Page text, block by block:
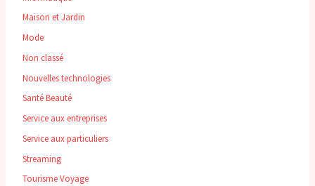
Maison et Jardin
Mode
Non classé
Nouvelles technologies
Santé Beauté
Service aux entreprises
Service aux particuliers
Streaming
Tourisme Voyage